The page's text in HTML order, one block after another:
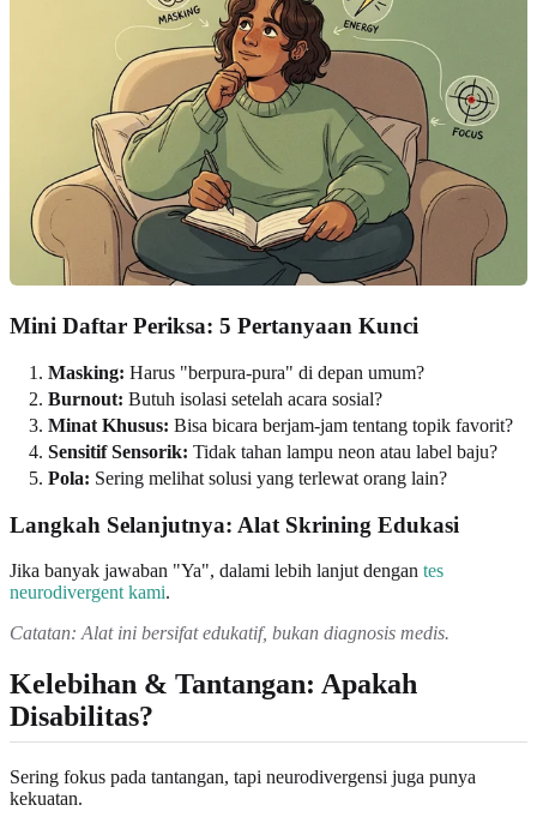
Mini Daftar Periksa: 5 Pertanyaan Kunci
Masking: Harus "berpura-pura" di depan umum?
Burnout: Butuh isolasi setelah acara sosial?
Minat Khusus: Bisa bicara berjam-jam tentang topik favorit?
Sensitif Sensorik: Tidak tahan lampu neon atau label baju?
Pola: Sering melihat solusi yang terlewat orang lain?
Langkah Selanjutnya: Alat Skrining Edukasi
Jika banyak jawaban "Ya", dalami lebih lanjut dengan tes
neurodivergent kami.
Catatan: Alat ini bersifat edukatif, bukan diagnosis medis.
Kelebihan & Tantangan: Apakah
Disabilitas?
Sering fokus pada tantangan, tapi neurodivergensi juga punya
kekuatan.